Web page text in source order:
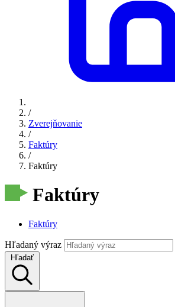
/
Zverejňovanie
/
Faktúry
/
Faktúry
Faktúry
Faktúry
Hľadaný výraz
Hľadať